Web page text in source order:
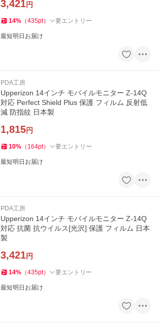
3,421円
14% （435pt） 要エントリー
最短明日お届け
PDA工房
Upperizon 14インチ モバイルモニター Z-14Q
対応 Perfect Shield Plus 保護 フィルム 反射低
減 防指紋 日本製
1,815円
10% （ 164pt） 要エントリー
最短明日お届け
PDA工房
Upperizon 14インチ モバイルモニター Z-14Q
対応 抗菌 抗ウイルス[光沢] 保護 フィルム 日本
製
3,421円
14% （435pt） 要エントリー
最短明日お届け